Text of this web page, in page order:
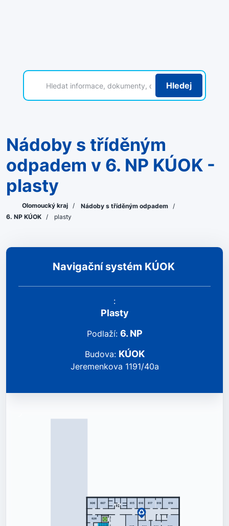
Hledej
Nádoby s tříděným
odpadem v 6. NP KÚOK -
plasty
Olomoucký kraj / Nádoby s tříděným odpadem /
6. NP KÚOK / plasty
Navigační systém KÚOK
:
Plasty
podlaží: 6.NP
Budova: KÚOK
Jeremenkova 1191/40a